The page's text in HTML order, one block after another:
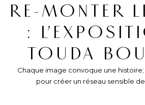
RE-MONTER
:
TOUDA
Chaque image convoque une
pour créer un réseau sensible